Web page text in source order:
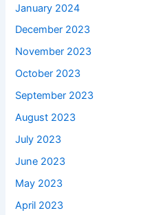
January 2024
December 2023
November 2023
October 2023
September 2023
August 2023
July 2023
June 2023
May 2023
April 2023